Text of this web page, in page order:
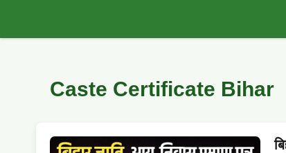
content
Caste Certificate Bihar